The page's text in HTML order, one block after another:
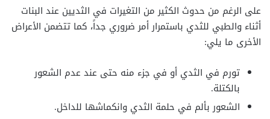
على الرغم من حدوث الكثير من التغيرات في الثديين عند البنات
أثناء والطبي للثدي باستمرار أمر ضروري جداً، كما تتضمن الأعراض
الأخرى ما يلي:
تورم في الثدي أو في جزء منه حتى عند عدم الشعور
بالكتلة.
الشعور بألم في حلمة الثدي وانكماشها للداخل.